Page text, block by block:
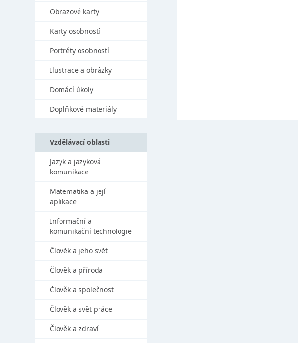
Obrazové karty
Karty osobností
Portréty osobností
Ilustrace a obrázky
Domácí úkoly
Doplňkové materiály
Vzdělávací oblasti
Jazyk a jazyková
komunikace
Matematika a její
aplikace
Informační a
komunikační technologie
Člověk a jeho svět
Člověk a příroda
Člověk a společnost
Člověk a svět práce
Člověk a zdraví